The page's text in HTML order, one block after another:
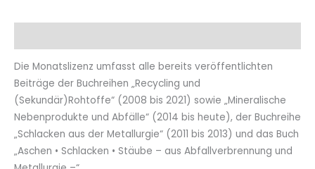
Die Monatslizenz umfasst alle bereits veröffentlichten
Beiträge der Buchreihen „Recycling und
(Sekundär)Rohtoffe“ (2008 bis 2021) sowie „Mineralische
Nebenprodukte und Abfälle“ (2014 bis heute), der Buchreihe
„Schlacken aus der Metallurgie“ (2011 bis 2013) und das Buch
„Aschen • Schlacken • Stäube – aus Abfallverbrennung und